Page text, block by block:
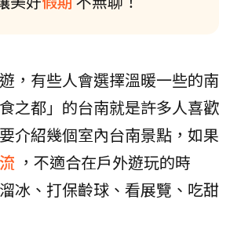
，有些人會選擇溫暖一些的南
之都」的台南就是許多人喜歡
介紹幾個室內台南景點，如果
，不適合在戶外遊玩的時
冰、打保齡球、看展覽、吃甜